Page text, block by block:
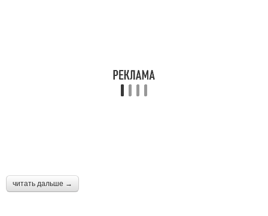
читать дальше →